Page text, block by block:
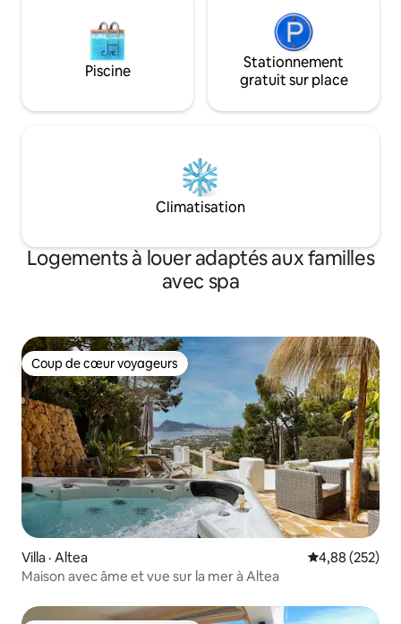
Piscine
Stationnement
gratuit sur place
Climatisation
Logements à louer adaptés aux familles
avec spa
Coup de cœur voyageurs
Coup de cœur voyageurs
Villa · Altea Note
4,88 (252)
Maison avec âme et vue sur la mer à Altea